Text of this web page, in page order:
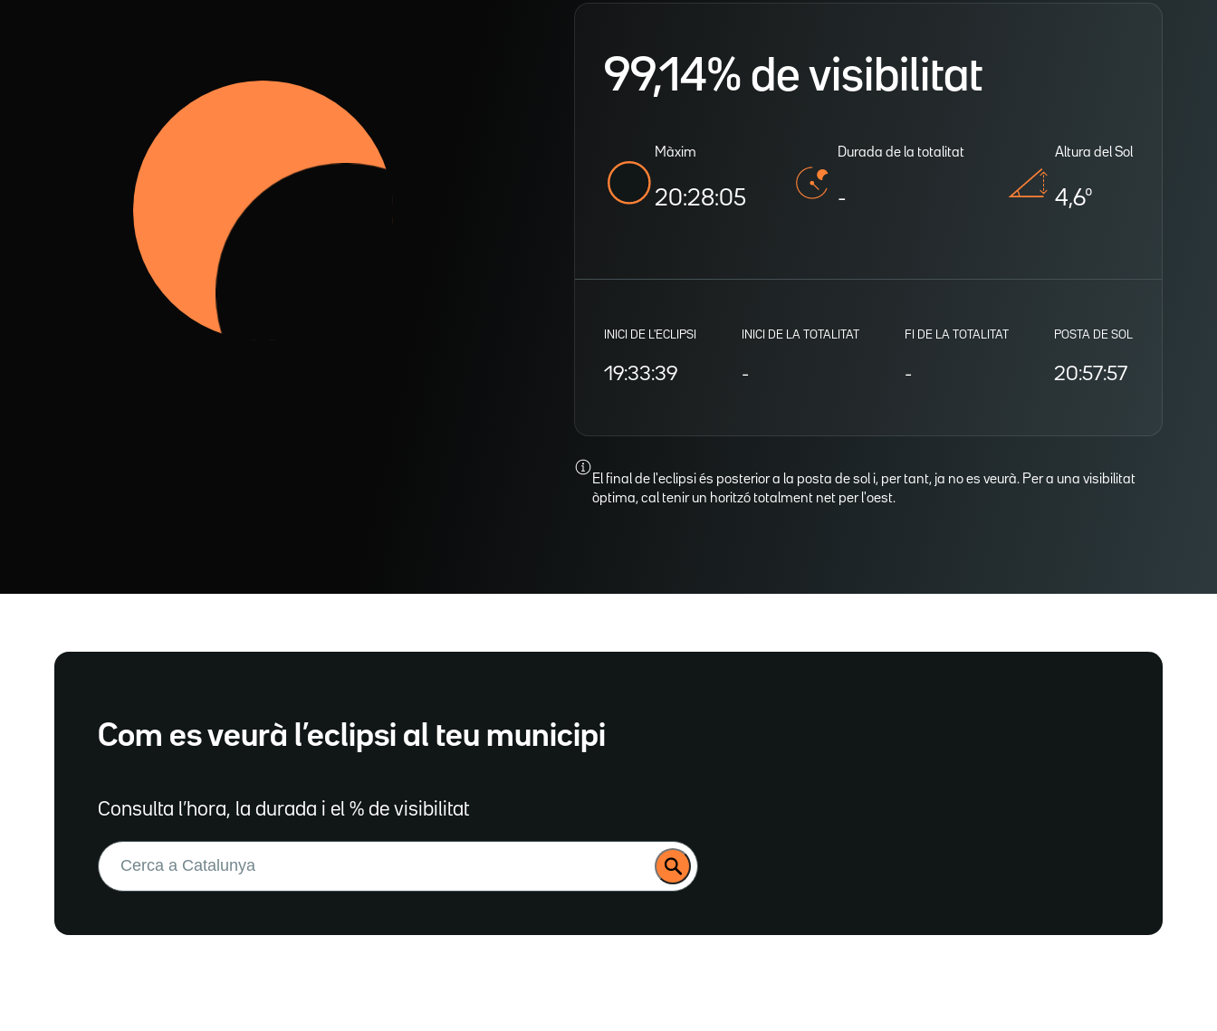
99,14% de visibilitat
Màxim
20:28:05
Durada de la totalitat
-
Altura del Sol
4,6º
INICI DE L'ECLIPSI
19:33:39
INICI DE LA TOTALITAT
-
FI DE LA TOTALITAT
-
POSTA DE SOL
20:57:57
El final de l'eclipsi és posterior a la posta de sol i, per tant, ja no es veurà. Per a una visibilitat
òptima, cal tenir un horitzó totalment net per l'oest.
Com es veurà l’eclipsi al teu municipi
Consulta l’hora, la durada i el % de visibilitat
Buscar: